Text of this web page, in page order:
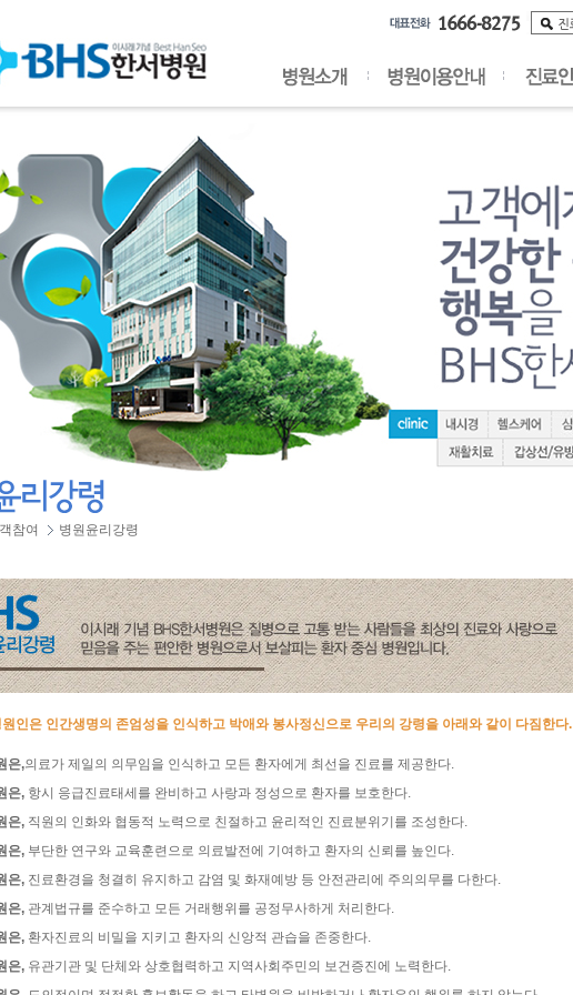
참여 병원윤리강령
원인은 인간생명의 존엄성을 인식하고 박애와 봉사정신으로 우리의 강령을 아래와 같이 다짐한다.
은,의료가 제일의 의무임을 인식하고 모든 환자에게 최선을 진료를 제공한다.
은, 항시 응급진료태세를 완비하고 사랑과 정성으로 환자를 보호한다.
은, 직원의 인화와 협동적 노력으로 친절하고 윤리적인 진료분위기를 조성한다.
은, 부단한 연구와 교육훈련으로 의료발전에 기여하고 환자의 신뢰를 높인다.
은, 진료환경을 청결히 유지하고 감염 및 화재예방 등 안전관리에 주의의무를 다한다.
은, 관계법규를 준수하고 모든 거래행위를 공정무사하게 처리한다.
은, 환자진료의 비밀을 지키고 환자의 신앙적 관습을 존중한다.
은, 유관기관 및 단체와 상호협력하고 지역사회주민의 보건증진에 노력한다.